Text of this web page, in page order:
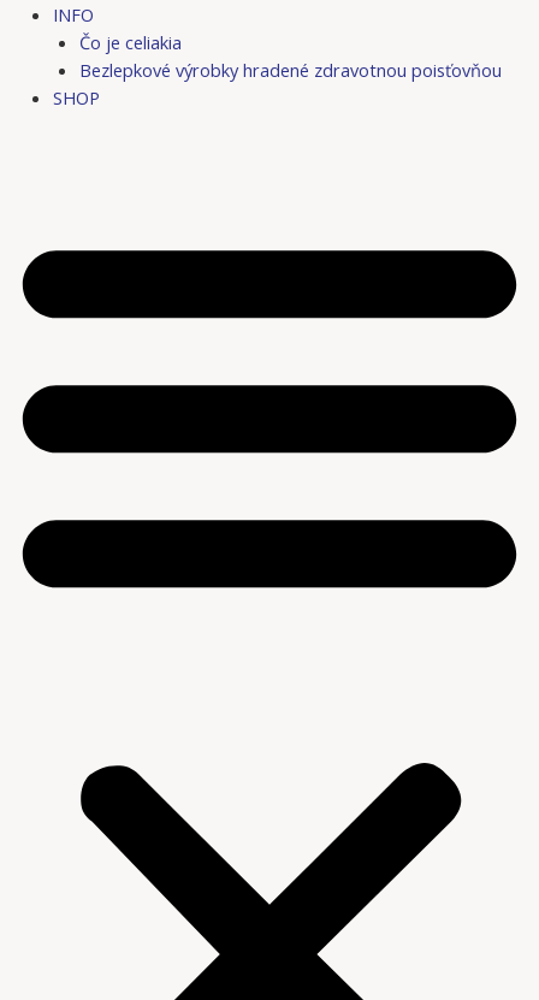
INFO
Čo je celiakia
Bezlepkové výrobky hradené zdravotnou poisťovňou
SHOP